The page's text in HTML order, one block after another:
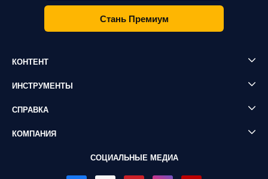
Стань Премиум
КОНТЕНТ
ИНСТРУМЕНТЫ
СПРАВКА
КОМПАНИЯ
СОЦИАЛЬНЫЕ МЕДИА